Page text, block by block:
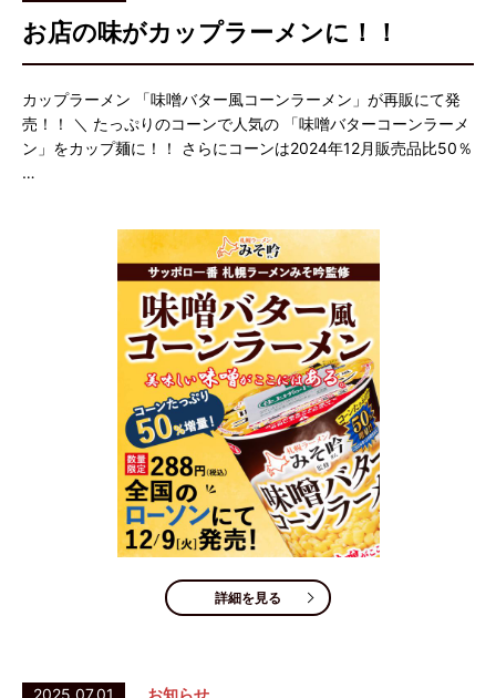
お店の味がカップラーメンに！！
カップラーメン 「味噌バター風コーンラーメン」が再販にて発
売！！ ＼ たっぷりのコーンで人気の 「味噌バターコーンラーメ
ン」をカップ麺に！！ さらにコーンは2024年12月販売品比50％
…
詳細を見る
2025.07.01 お知らせ